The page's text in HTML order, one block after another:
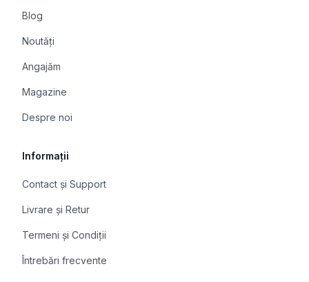
Blog
Noutăți
Angajăm
Magazine
Despre noi
Informații
Contact și Support
Livrare și Retur
Termeni și Condiții
Întrebări frecvente